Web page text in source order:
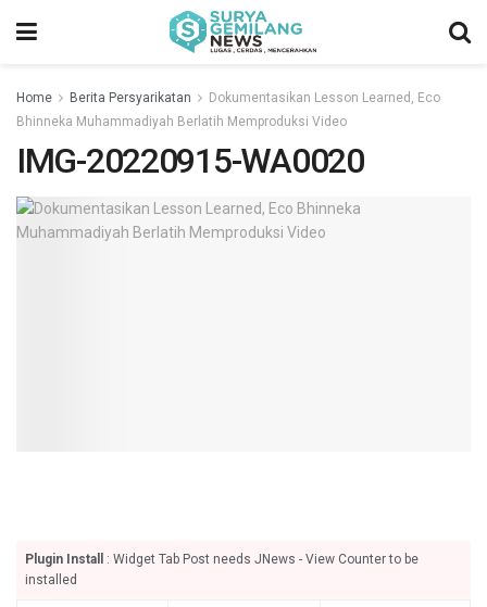
Home Berita Persyarikatan
Dokumentasikan Lesson Learned, Eco
Bhinneka Muhammadiyah Berlatih Memproduksi Video
IMG-20220915-WA0020
Plugin Install
: Widget Tab Post needs JNews - View Counter to be
installed